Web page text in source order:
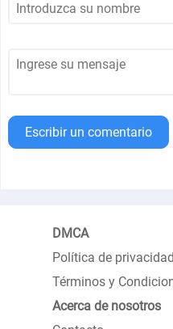
Escribir un comentario
DMCA
Política de privacidad
Términos y
Acerca de nosotros